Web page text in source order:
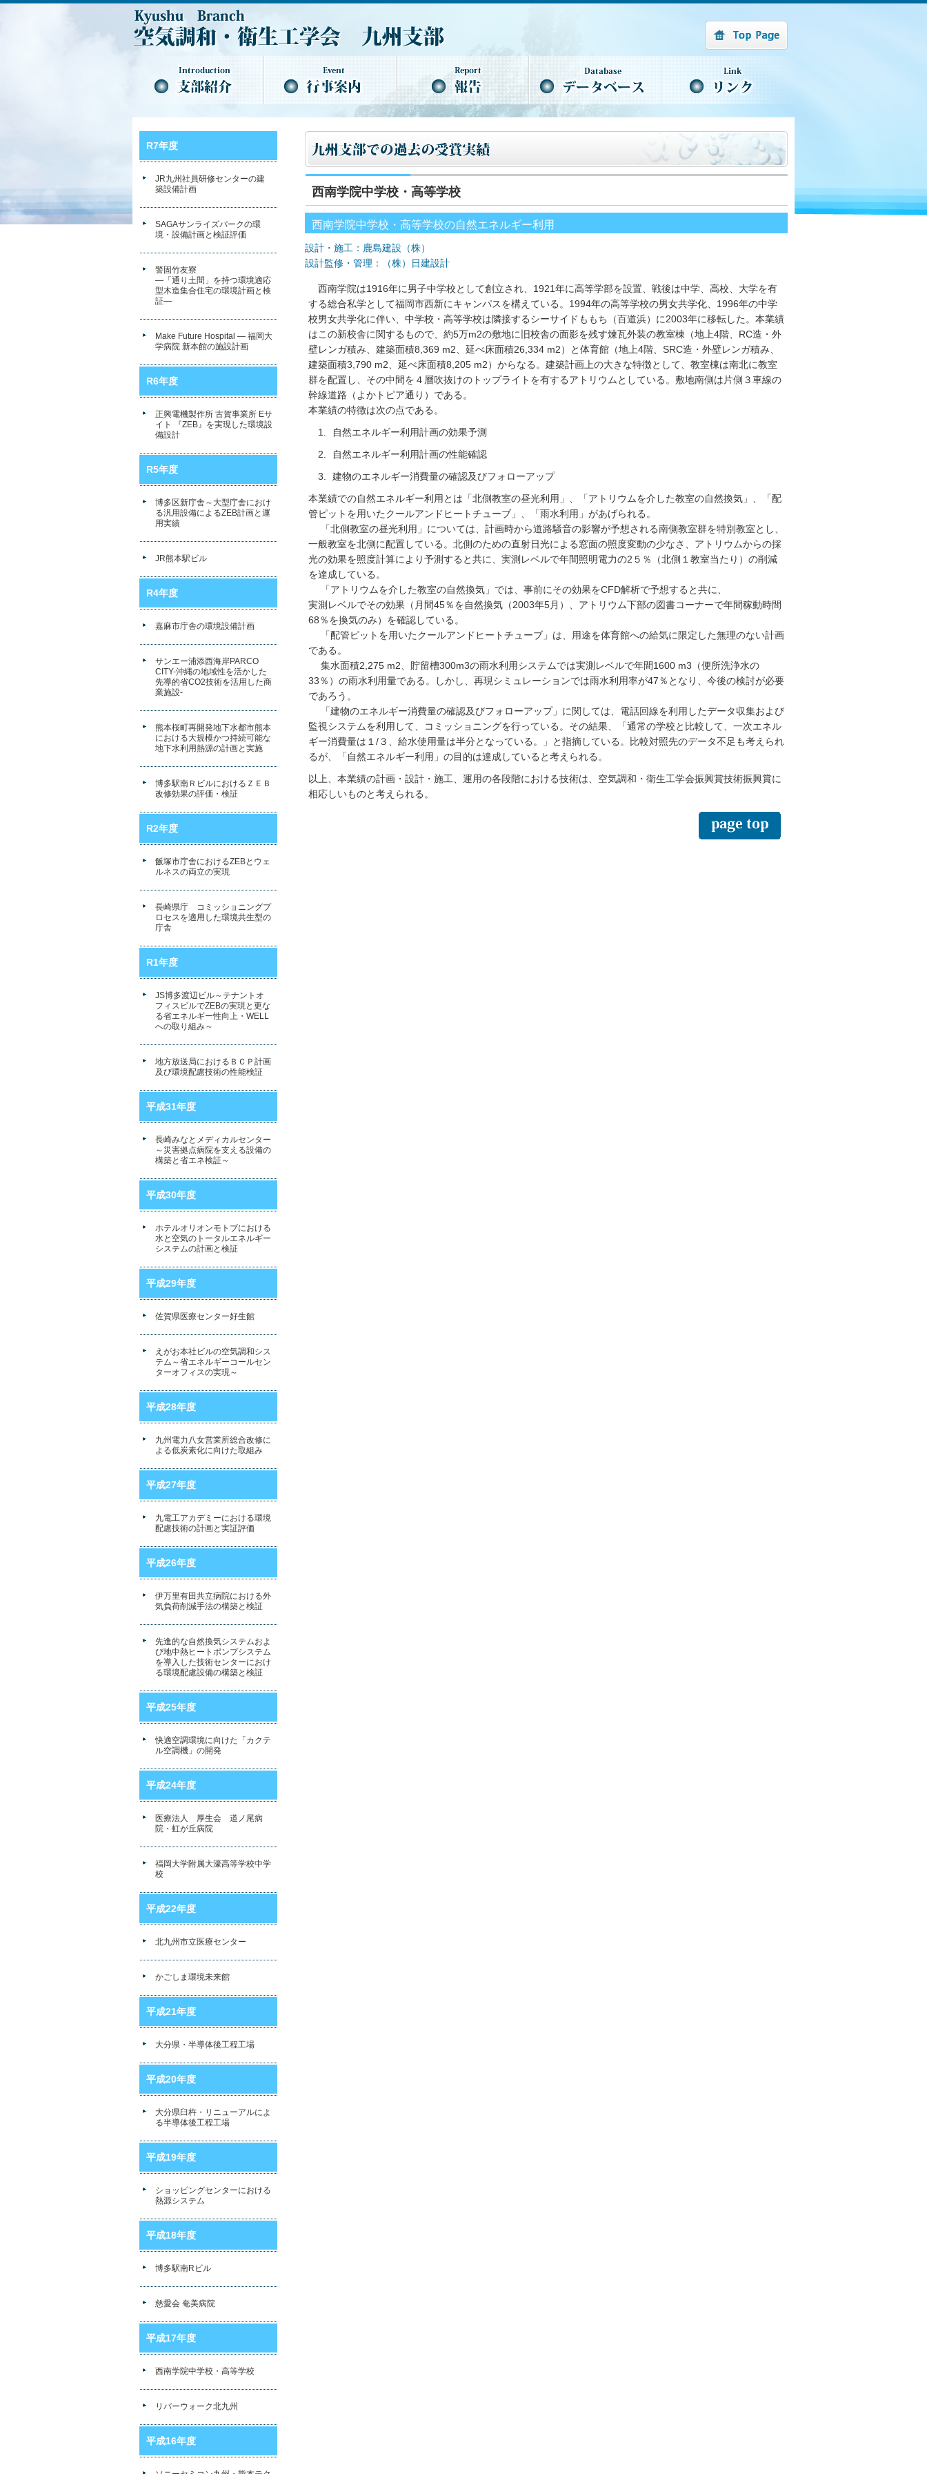
R7年度
JR九州社員研修センターの建
築設備計画
SAGAサンライズパークの環
境・設備計画と検証評価
警固竹友寮
―「通り土間」を持つ環境適応
型木造集合住宅の環境計画と検
証―
Make Future Hospital ― 福岡大
学病院 新本館の施設計画
R6年度
正興電機製作所 古賀事業所 Eサ
イト 『ZEB』を実現した環境設
備設計
R5年度
博多区新庁舎～大型庁舎におけ
る汎用設備によるZEB計画と運
用実績
JR熊本駅ビル
R4年度
嘉麻市庁舎の環境設備計画
サンエー浦添西海岸PARCO
CITY-沖縄の地域性を活かした
先導的省CO2技術を活用した商
業施設-
熊本桜町再開発地下水都市熊本
における大規模かつ持続可能な
地下水利用熱源の計画と実施
博多駅南ＲビルにおけるＺＥＢ
改修効果の評価・検証
R2年度
飯塚市庁舎におけるZEBとウェ
ルネスの両立の実現
長崎県庁 コミッショニングプ
ロセスを適用した環境共生型の
庁舎
R1年度
JS博多渡辺ビル～テナントオ
フィスビルでZEBの実現と更な
る省エネルギー性向上・WELL
への取り組み～
地方放送局におけるＢＣＰ計画
及び環境配慮技術の性能検証
平成31年度
長崎みなとメディカルセンター
～災害拠点病院を支える設備の
構築と省エネ検証～
平成30年度
ホテルオリオンモトブにおける
水と空気のトータルエネルギー
システムの計画と検証
平成29年度
佐賀県医療センター好生館
えがお本社ビルの空気調和シス
テム～省エネルギーコールセン
ターオフィスの実現～
平成28年度
九州電力八女営業所総合改修に
よる低炭素化に向けた取組み
平成27年度
九電工アカデミーにおける環境
配慮技術の計画と実証評価
平成26年度
伊万里有田共立病院における外
気負荷削減手法の構築と検証
先進的な自然換気システムおよ
び地中熱ヒートポンプシステム
を導入した技術センターにおけ
る環境配慮設備の構築と検証
平成25年度
快適空調環境に向けた「カクテ
ル空調機」の開発
平成24年度
医療法人 厚生会 道ノ尾病
院・虹が丘病院
福岡大学附属大濠高等学校中学
校
平成22年度
北九州市立医療センター
かごしま環境未来館
平成21年度
大分県・半導体後工程工場
平成20年度
大分県臼杵・リニューアルによ
る半導体後工程工場
平成19年度
ショッピングセンターにおける
熱源システム
平成18年度
博多駅南Rビル
慈愛会 奄美病院
平成17年度
西南学院中学校・高等学校
リバーウォーク北九州
平成16年度
西南学院中学校・高等学校
西南学院中学校・高等学校の自然エネルギー利用
設計・施工：鹿島建設（株）
設計監修・管理：（株）日建設計
西南学院は1916年に男子中学校として創立され、1921年に高等学部を設置、戦後は中学、高校、大学を有
する総合私学として福岡市西新にキャンパスを構えている。1994年の高等学校の男女共学化、1996年の中学
校男女共学化に伴い、中学校・高等学校は隣接するシーサイドももち（百道浜）に2003年に移転した。本業績
はこの新校舎に関するもので、約5万m2の敷地に旧校舎の面影を残す煉瓦外装の教室棟（地上4階、RC造・外
壁レンガ積み、建築面積8,369 m2、延べ床面積26,334 m2）と体育館（地上4階、SRC造・外壁レンガ積み、
建築面積3,790 m2、延べ床面積8,205 m2）からなる。建築計画上の大きな特徴として、教室棟は南北に教室
群を配置し、その中間を４層吹抜けのトップライトを有するアトリウムとしている。敷地南側は片側３車線の
幹線道路（よかトピア通り）である。
本業績の特徴は次の点である。
自然エネルギー利用計画の効果予測
自然エネルギー利用計画の性能確認
建物のエネルギー消費量の確認及びフォローアップ
本業績での自然エネルギー利用とは「北側教室の昼光利用」、「アトリウムを介した教室の自然換気」、「配
管ピットを用いたクールアンドヒートチューブ」、「雨水利用」があげられる。
「北側教室の昼光利用」については、計画時から道路騒音の影響が予想される南側教室群を特別教室とし、
一般教室を北側に配置している。北側のための直射日光による窓面の照度変動の少なさ、アトリウムからの採
光の効果を照度計算により予測すると共に、実測レベルで年間照明電力の2５％（北側１教室当たり）の削減
を達成している。
「アトリウムを介した教室の自然換気」では、事前にその効果をCFD解析で予想すると共に、
実測レベルでその効果（月間45％を自然換気（2003年5月）、アトリウム下部の図書コーナーで年間稼動時間
68％を換気のみ）を確認している。
「配管ピットを用いたクールアンドヒートチューブ」は、用途を体育館への給気に限定した無理のない計画
である。
集水面積2,275 m2、貯留槽300m3の雨水利用システムでは実測レベルで年間1600 m3（便所洗浄水の
33％）の雨水利用量である。しかし、再現シミュレーションでは雨水利用率が47％となり、今後の検討が必要
であろう。
「建物のエネルギー消費量の確認及びフォローアップ」に関しては、電話回線を利用したデータ収集および
監視システムを利用して、コミッショニングを行っている。その結果、「通常の学校と比較して、一次エネル
ギー消費量は１/３、給水使用量は半分となっている。」と指摘している。比較対照先のデータ不足も考えられ
るが、「自然エネルギー利用」の目的は達成していると考えられる。
以上、本業績の計画・設計・施工、運用の各段階における技術は、空気調和・衛生工学会振興賞技術振興賞に
相応しいものと考えられる。